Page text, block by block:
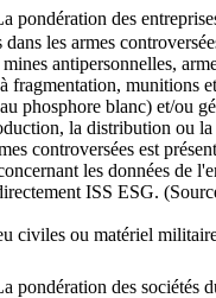
pondération des
les armes
antipersonnelles,
fragmentation, munitions
phosphore blanc) et/ou
la distribution ou
controversées est
les données de
ISS ESG.
civiles ou matériel
pondération des sociétés